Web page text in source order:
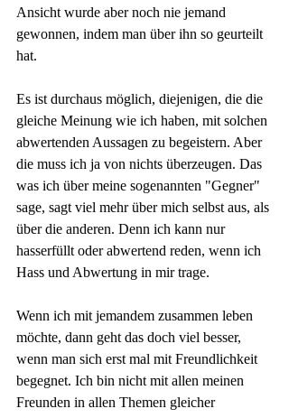
Ansicht wurde aber noch nie jemand
gewonnen, indem man über ihn so geurteilt
hat.
Es ist durchaus möglich, diejenigen, die die
gleiche Meinung wie ich haben, mit solchen
abwertenden Aussagen zu begeistern. Aber
die muss ich ja von nichts überzeugen. Das
was ich über meine sogenannten "Gegner"
sage, sagt viel mehr über mich selbst aus, als
über die anderen. Denn ich kann nur
hasserfüllt oder abwertend reden, wenn ich
Hass und Abwertung in mir trage.
Wenn ich mit jemandem zusammen leben
möchte, dann geht das doch viel besser,
wenn man sich erst mal mit Freundlichkeit
begegnet. Ich bin nicht mit allen meinen
Freunden in allen Themen gleicher